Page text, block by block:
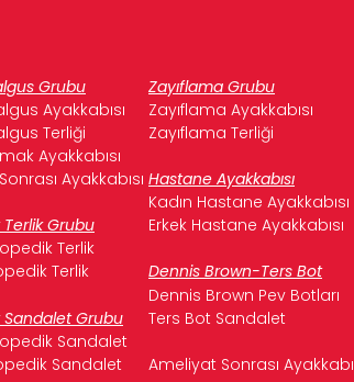
Grubu Zayıflama Grubu
Ayakkabısı Zayıflama Ayakkabısı
Terliği Zayıflama Terliği
Ayakkabısı
Ayakkabısı Hastane Ayakkabısı
Kadın Hastane Ayakkabısı
Grubu Erkek Hastane Ayakkabısı
Terlik
Terlik Dennis Brown-Ters Bot
Dennis Brown Pev Botları
Grubu Ters Bot Sandalet
Sandalet
Sandalet Ameliyat Sonrası Ayakkabı